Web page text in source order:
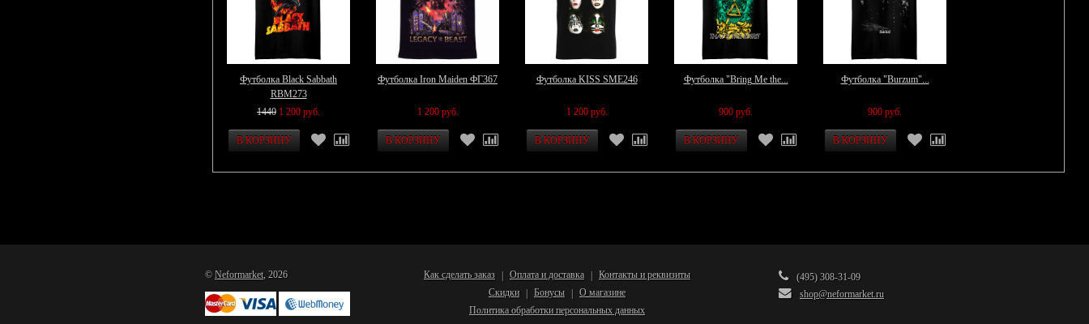
Футболка Black Sabbath
RBM273
1440 1 200 руб.
Футболка Iron Maiden ФГ367
1 200 руб.
Футболка KISS SME246
1 200 руб.
Футболка "Bring Me the...
900 руб.
Футболка "Burzum"...
900 руб.
© Neformarket, 2026 Как сделать заказ | Оплата и доставка | Контакты и реквизиты
Скидки
| Бонусы | О магазине
Политика обработки персональных данных
(495) 308-31-09
shop@neformarket.ru